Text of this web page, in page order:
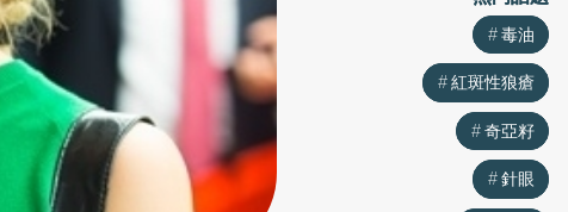
毒油
紅斑性狼瘡
奇亞籽
針眼
毒油
紅斑性狼瘡
奇亞籽
針眼